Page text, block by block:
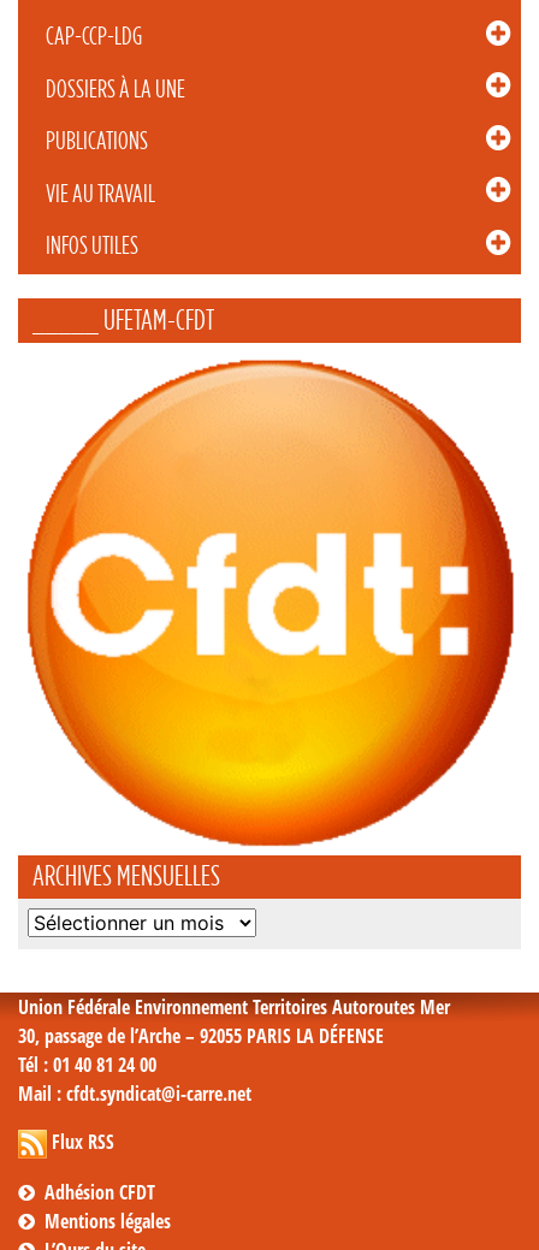
CAP-CCP-LDG
DOSSIERS À LA UNE
PUBLICATIONS
VIE AU TRAVAIL
INFOS UTILES
_____ UFETAM-CFDT
ARCHIVES MENSUELLES
Archives
Union Fédérale Environnement Territoires Autoroutes Mer
30, passage de l’Arche – 92055 PARIS LA DÉFENSE
Tél : 01 40 81 24 00
Mail : cfdt.syndicat@i-carre.net
Flux RSS
Adhésion CFDT
Mentions légales